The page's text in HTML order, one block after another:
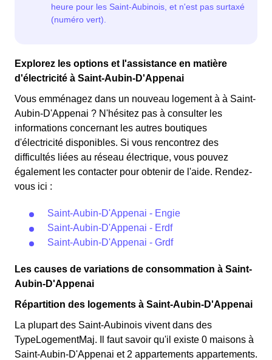
Explorez les options et l'assistance en matière
d'électricité à Saint-Aubin-D'Appenai
Vous emménagez dans un nouveau logement à à Saint-
Aubin-D'Appenai ? N'hésitez pas à consulter les
informations concernant les autres boutiques
d'électricité disponibles. Si vous rencontrez des
difficultés liées au réseau électrique, vous pouvez
également les contacter pour obtenir de l'aide. Rendez-
vous ici :
Saint-Aubin-D'Appenai - Engie
Saint-Aubin-D'Appenai - Erdf
Saint-Aubin-D'Appenai - Grdf
Les causes de variations de consommation à Saint-
Aubin-D'Appenai
Répartition des logements à Saint-Aubin-D'Appenai
La plupart des Saint-Aubinois vivent dans des
TypeLogementMaj. Il faut savoir qu'il existe 0 maisons à
Saint-Aubin-D'Appenai et 2 appartements appartements.